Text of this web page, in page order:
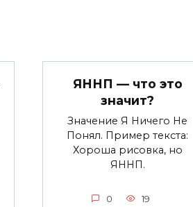
ЯННП — что это
значит?
Значение Я Ничего Не
Понял. Пример текста:
Хороша рисовка, но
ЯННП.
0 19